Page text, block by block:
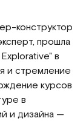
конструктор
прошла
в
и стремление
курсов
в
и дизайна —